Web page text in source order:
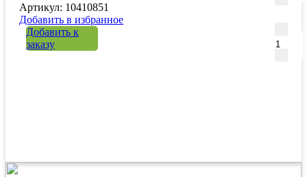
Артикул: 10410851
Добавить в избранное
Добавить к
заказу